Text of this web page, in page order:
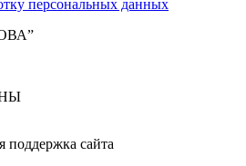
персональных данных
поддержка сайта